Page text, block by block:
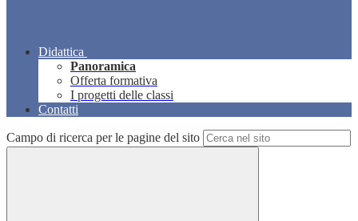
Didattica
Panoramica
Offerta formativa
I progetti delle classi
Contatti
Campo di ricerca per le pagine del sito